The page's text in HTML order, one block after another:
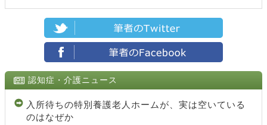
認知症・介護ニュース
入所待ちの特別養護老人ホームが、実は空いている
のはなぜか